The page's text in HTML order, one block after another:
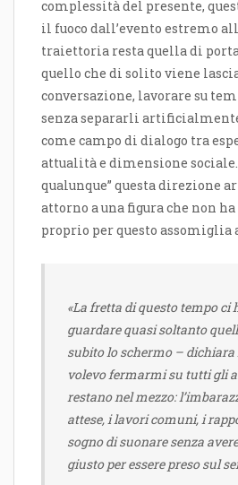
complessità del presente,
il fuoco dall’evento estremo
traiettoria resta quella di
quello che di solito viene
conversazione, lavorare su
senza separarli
come campo di dialogo tra
attualità e dimensione sociale.
qualunque” questa direzione
attorno a una figura che non
proprio per questo assomiglia
«La fretta di questo tempo ci
guardare quasi soltanto
subito lo schermo – dichiara
volevo fermarmi su tutti gli
restano nel mezzo:
attese, i lavori comuni, i
sogno di suonare senza
giusto per essere preso sul